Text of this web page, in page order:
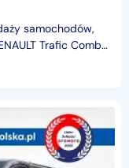
samochodów,
Trafic Combi
dostępny